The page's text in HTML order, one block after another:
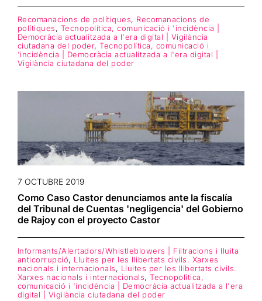
Recomanacions de polítiques, Recomanacions de
polítiques, Tecnopolítica, comunicació i 'incidència |
Democràcia actualitzada a l'era digital | Vigilància
ciutadana del poder,Tecnopolítica, comunicació i
'incidència | Democràcia actualitzada a l'era digital |
Vigilància ciutadana del poder
7 OCTUBRE 2019
Como Caso Castor denunciamos ante la fiscalía
del Tribunal de Cuentas 'negligencia' del Gobierno
de Rajoy con el proyecto Castor
Informants/Alertadors/Whistleblowers | Filtracions i lluita
anticorrupció, Lluites per les llibertats civils. Xarxes
nacionals i internacionals, Lluites per les llibertats civils.
Xarxes nacionals i internacionals,Tecnopolítica,
comunicació i 'incidència | Democràcia actualitzada a l'era
digital | Vigilància ciutadana del poder